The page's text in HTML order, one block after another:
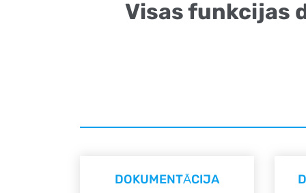
Visas funkcijas
DOKUMENTĀCIJA